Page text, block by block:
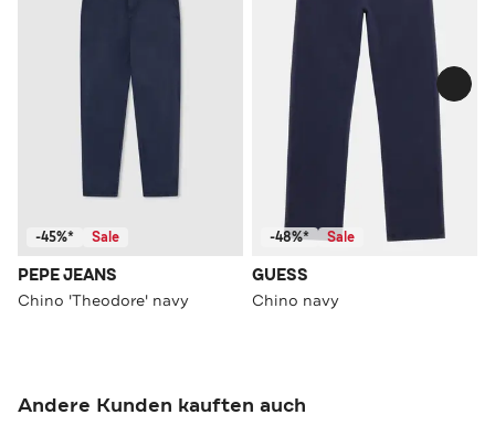
-45%* Sale
PEPE JEANS
Chino 'Theodore' navy
-48%* Sale
GUESS
Chino navy
Andere Kunden kauften auch